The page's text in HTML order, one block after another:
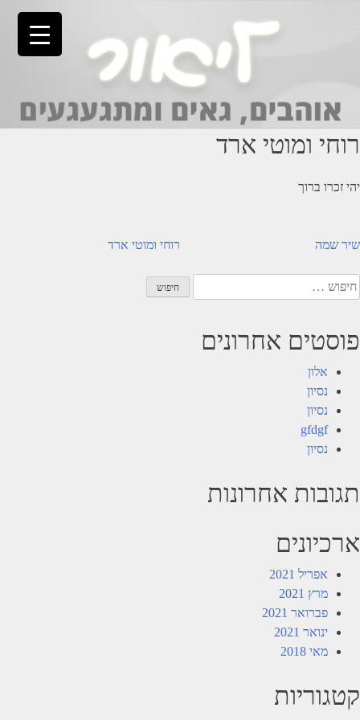
רוחי ומוטי ארד
יהי זכרו ברוך
ניווט רוחי ומוטי ארד שיר שמה
חיפוש:
פוסטים אחרונים
אלון
נסיון
נסיון
gfdgf
נסיון
תגובות אחרונות
ארכיונים
אפריל 2021
מרץ 2021
פברואר 2021
ינואר 2021
מאי 2018
קטגוריות